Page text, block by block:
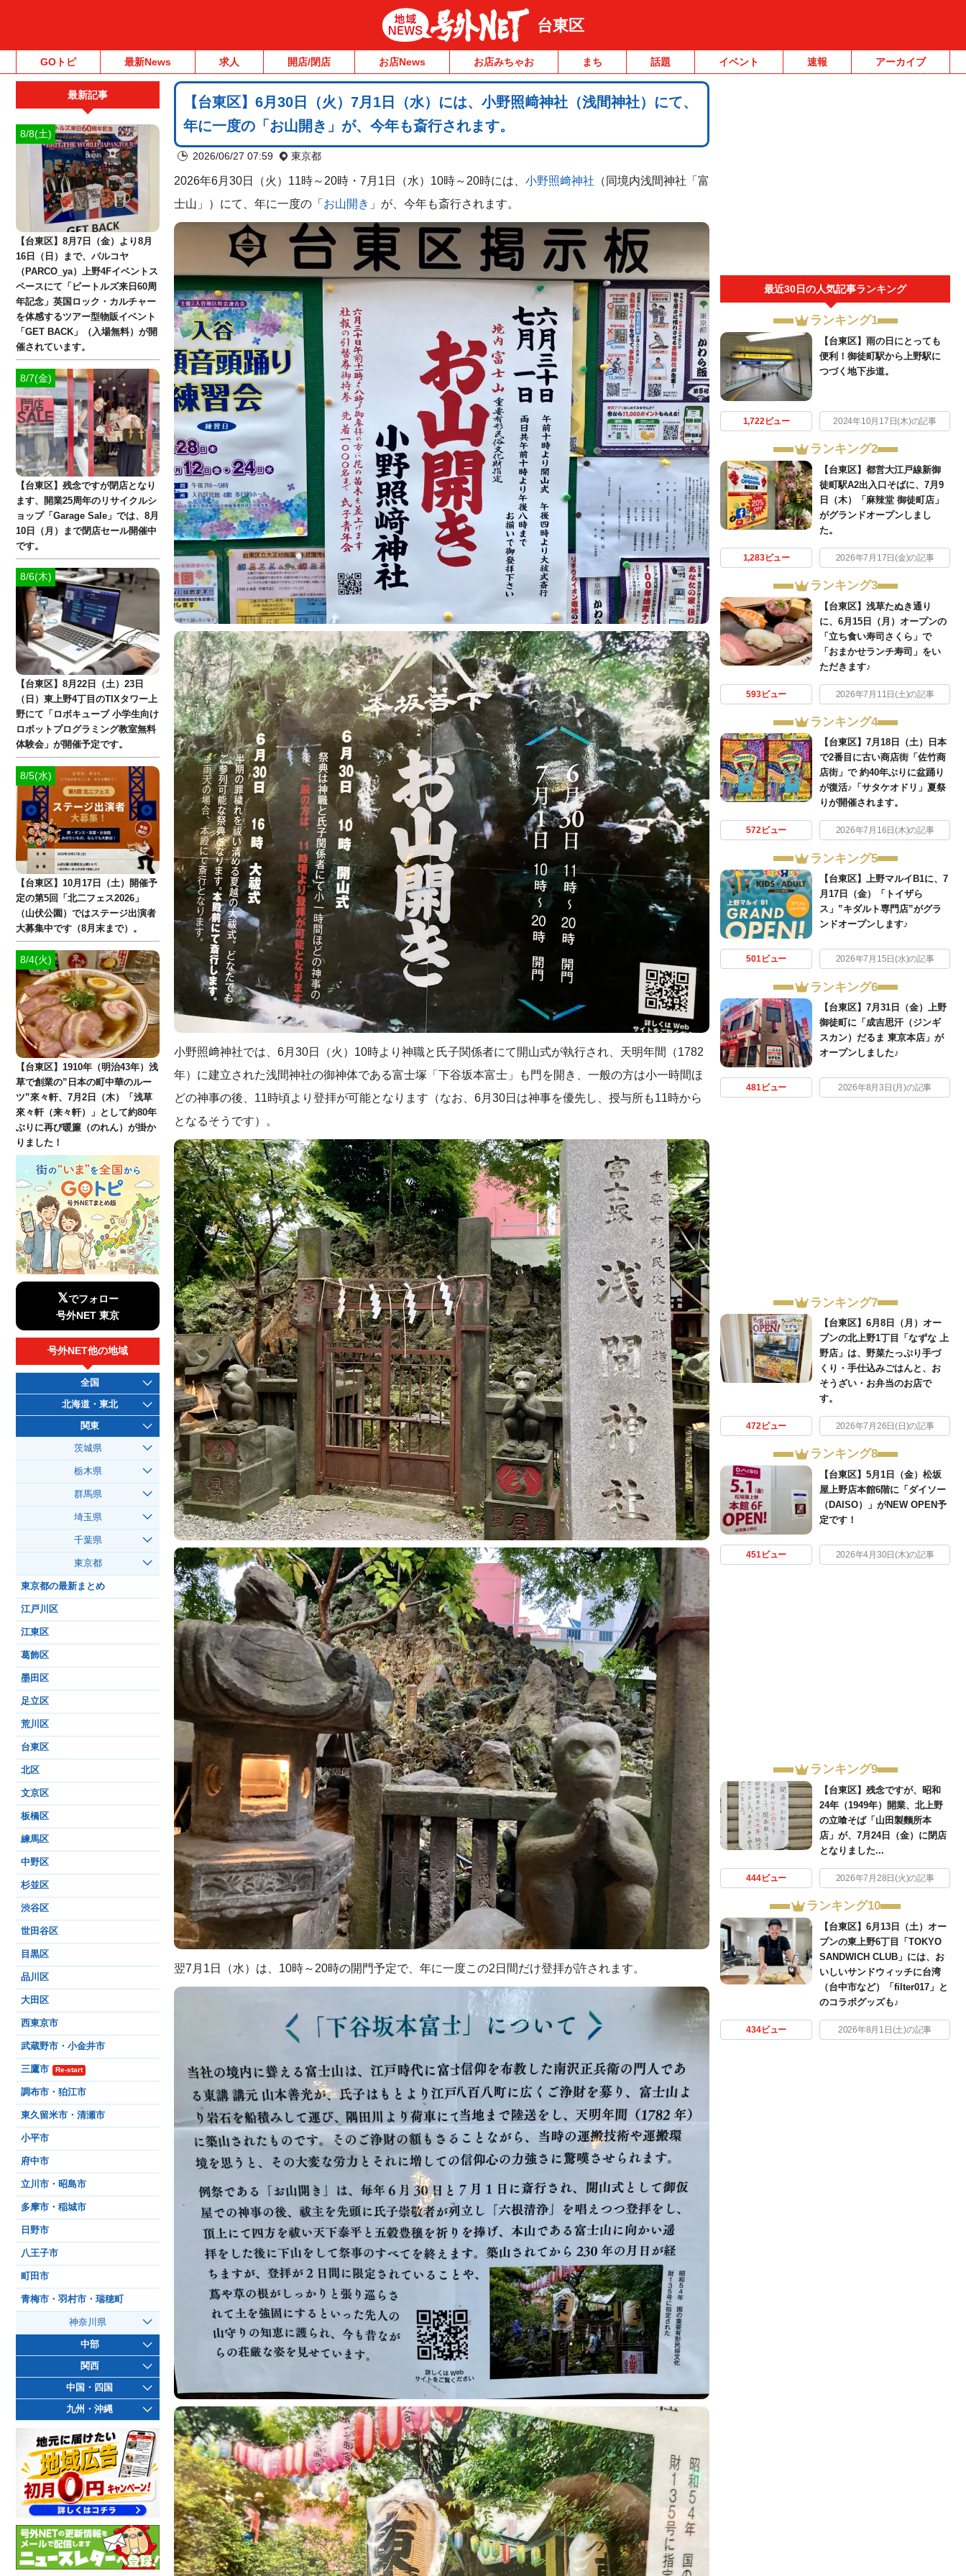
台東区
GOトピ 最新News 求人 開店/閉店 お店News お店みちゃお まち 話題 イベント 速報 アーカイブ
【台東区】6月30日（火）7月1日（水）には、小野照﨑神社（浅間神社）にて、
年に一度の「お山開き」が、今年も斎行されます。
2026/06/27 07:59 東京都
2026年6月30日（火）11時～20時・7月1日（水）10時～20時には、 小野照﨑神社 （同境内浅間神社「富
士山」）にて、年に一度の「お山開き 」が、今年も斎行されます。
小野照﨑神社では、6月30日（火）10時より神職と氏子関係者にて開山式が執行され、天明年間（1782
年）に建立された浅間神社の御神体である富士塚「下谷坂本富士」も門を開き、一般の方は小一時間ほ
どの神事の後、11時頃より登拝が可能となります（なお、6月30日は神事を優先し、授与所も11時から
となるそうです）。
翌7月1日（水）は、10時～20時の開門予定で、年に一度この2日間だけ登拝が許されます。
最近30日の人気記事ランキング
ランキング1
【台東区】雨の日にとっても
便利！御徒町駅から上野駅に
つづく地下歩道。
1,722ビュー 2024年10月17日(木)の記事
ランキング2
【台東区】都営大江戸線新御
徒町駅A2出入口そばに、7月9
日（木）「麻辣堂 御徒町店」
がグランドオープンしまし
た。
1,283ビュー 2026年7月17日(金)の記事
ランキング3
【台東区】浅草たぬき通り
に、6月15日（月）オープンの
「立ち食い寿司さくら」で
「おまかせランチ寿司」をい
ただきます♪
593ビュー 2026年7月11日(土)の記事
ランキング4
【台東区】7月18日（土）日本
で2番目に古い商店街「佐竹商
店街」で 約40年ぶりに盆踊り
が復活♪「サタケオドリ」夏祭
りが開催されます。
572ビュー 2026年7月16日(木)の記事
ランキング5
【台東区】上野マルイB1に、7
月17日（金）「トイザら
ス」”キダルト専門店”がグラ
ンドオープンします♪
501ビュー 2026年7月15日(水)の記事
ランキング6
【台東区】7月31日（金）上野
御徒町に「成吉思汗（ジンギ
スカン）だるま 東京本店」が
オープンしました♪
481ビュー 2026年8月3日(月)の記事
ランキング7
【台東区】6月8日（月）オー
プンの北上野1丁目「なずな 上
野店」は、野菜たっぷり手づ
くり・手仕込みごはんと、お
そうざい・お弁当のお店で
す。
472ビュー 2026年7月26日(日)の記事
ランキング8
【台東区】5月1日（金）松坂
屋上野店本館6階に「ダイソー
（DAISO）」がNEW OPEN予
定です！
451ビュー 2026年4月30日(木)の記事
ランキング9
【台東区】残念ですが、昭和
24年（1949年）開業、北上野
の立喰そば「山田製麵所本
店」が、7月24日（金）に閉店
となりました...
444ビュー 2026年7月28日(火)の記事
ランキング10
【台東区】6月13日（土）オー
プンの東上野6丁目「TOKYO
SANDWICH CLUB」には、お
いしいサンドウィッチに台湾
（台中市など）「filter017」と
のコラボグッズも♪
434ビュー 2026年8月1日(土)の記事
最新記事
8/8(土)
【台東区】8月7日（金）より8月
16日（日）まで、パルコヤ
（PARCO_ya）上野4Fイベントス
ペースにて「ビートルズ来日60周
年記念」英国ロック・カルチャー
を体感するツアー型物販イベント
「GET BACK」（入場無料）が開
催されています。
8/7(金)
【台東区】残念ですが閉店となり
ます、開業25周年のリサイクルシ
ョップ「Garage Sale」では、8月
10日（月）まで閉店セール開催中
です。
8/6(木)
【台東区】8月22日（土）23日
（日）東上野4丁目のTIXタワー上
野にて「ロボキューブ 小学生向け
ロボットプログラミング教室無料
体験会」が開催予定です。
8/5(水)
【台東区】10月17日（土）開催予
定の第5回「北二フェス2026」
（山伏公園）ではステージ出演者
大募集中です（8月末まで）。
8/4(火)
【台東区】1910年（明治43年）浅
草で創業の”日本の町中華のルー
ツ”來々軒、7月2日（木）「浅草
來々軒（来々軒）」として約80年
ぶりに再び暖簾（のれん）が掛か
りました！
𝕏でフォロー
号外NET 東京
号外NET他の地域
全国
北海道・東北
関東
茨城県
栃木県
群馬県
埼玉県
千葉県
東京都
東京都の最新まとめ
江戸川区
江東区
葛飾区
墨田区
足立区
荒川区
台東区
北区
文京区
板橋区
練馬区
中野区
杉並区
渋谷区
世田谷区
目黒区
品川区
大田区
西東京市
武蔵野市・小金井市
三鷹市 Re-start
調布市・狛江市
東久留米市・清瀬市
小平市
府中市
立川市・昭島市
多摩市・稲城市
日野市
八王子市
町田市
青梅市・羽村市・瑞穂町
神奈川県
中部
関西
中国・四国
九州・沖縄